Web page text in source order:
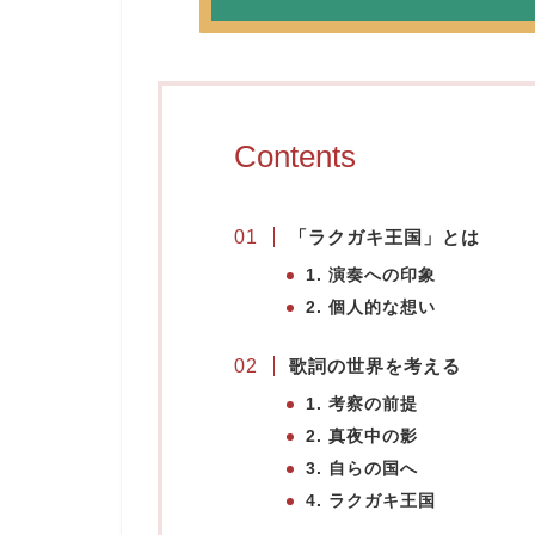
Contents
「ラクガキ王国」 とは
1. 演奏への印象
2. 個人的な想い
歌詞の世界を考える
1. 考察の前提
2. 真夜中の影
3. 自らの国へ
4. ラクガキ王国